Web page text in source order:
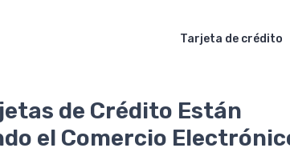
Tarjeta de crédito
de Crédito Están
el Comercio